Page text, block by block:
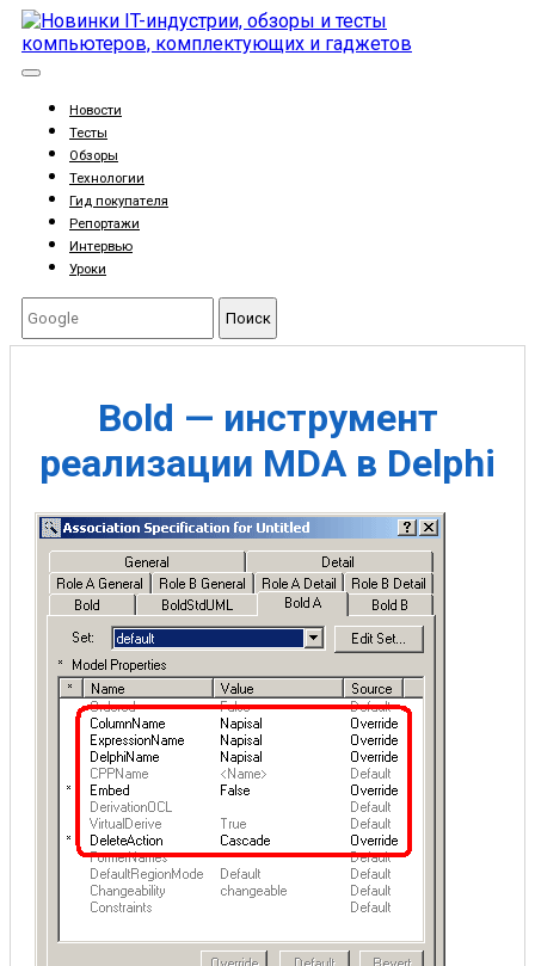
Новости
Тесты
Обзоры
Технологии
Гид покупателя
Репортажи
Интервью
Уроки
Поиск
Bold — инструмент
реализации MDA в Delphi